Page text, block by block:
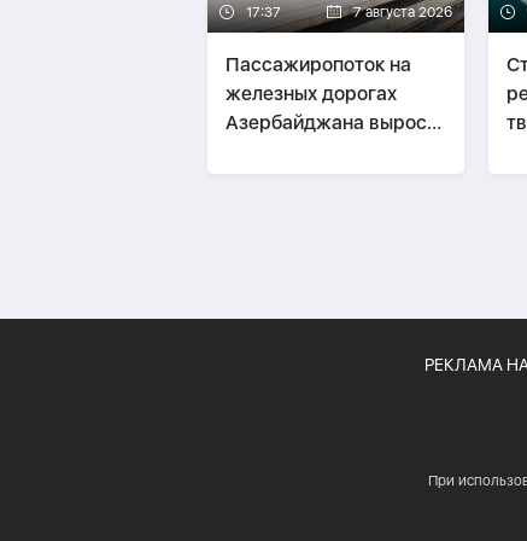
17:37 7 августа 2026
Пассажиропоток на
железных дорогах
Азербайджана вырос
РЕКЛАМА
При